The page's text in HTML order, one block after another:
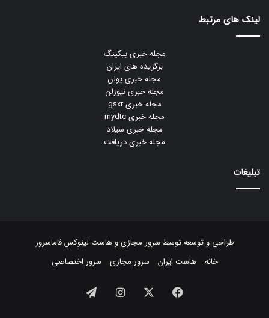
لینک های مرتبط
مجله خبری بیکینگ
برگزیده های ایران
مجله خبری یولن
مجله خبری نیوزلن
مجله خبری gsxr
مجله خبری mydtc
مجله خبری سیلاد
مجله خبری دریافت
تبلیغات
طراحی و توسعه توسط سرور مجازیو هاست لینوکسفاماسرور
خانه
هاست ایران سرور مجازی سرور اختصاصی
فیسبوک ایکس اینستاگرام